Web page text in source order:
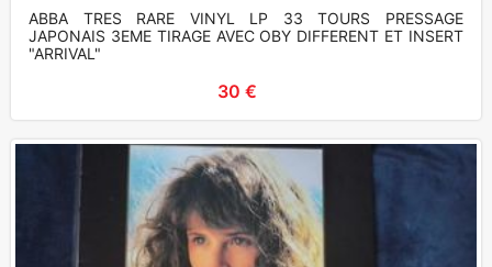
ABBA TRES RARE VINYL LP 33 TOURS PRESSAGE
JAPONAIS 3EME TIRAGE AVEC OBY DIFFERENT ET INSERT
"ARRIVAL"
30 €